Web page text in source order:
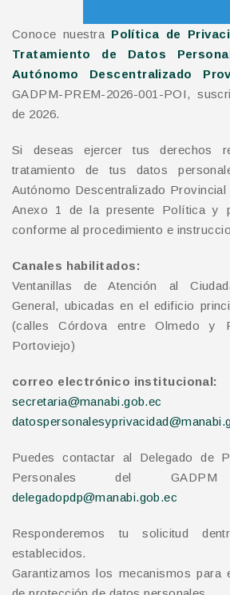
Conoce nuestraPolítica de
Tratamiento de Datos
Autónomo Descentralizado
GADPM-PREM-2026-001-POI,
de 2026.
Si deseas ejercer tus derechos
tratamiento de tus datos
Autónomo Descentralizado
Anexo 1 de la presente Política y
conforme al procedimiento e
Canales habilitados:
Ventanillas de Atención al
General, ubicadas en el edificio
(calles Córdova entre Olmedo y
Portoviejo)
correo electrónico institucional:
secretaria@manabi.gob.ec
Puedes contactar al Delegado de
Personales del
delegadopdp@manabi.gob.ec
Responderemos tu solicitud
establecidos.
Garantizamos los mecanismos para